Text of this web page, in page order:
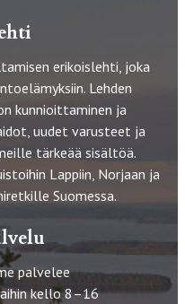
erikoislehti, joka
Lehden
kunnioittaminen ja
uudet varusteet ja
tärkeää sisältöä.
Lappiin, Norjaan ja
Suomessa.
palvelee
kello 8–16